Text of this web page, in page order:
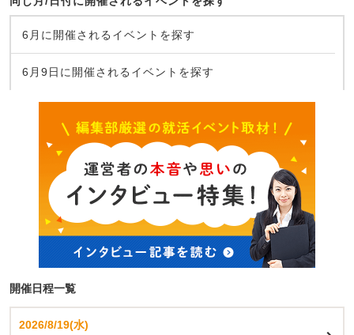
6月に開催されるイベントを探す
6月9日に開催されるイベントを探す
開催日程一覧
2026/8/19(水)